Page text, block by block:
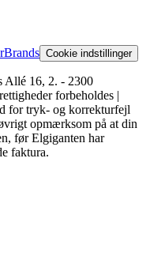
Brands Cookie indstillinger
Allé 16, 2. - 2300
forbeholdes |
for tryk- og korrekturfejl
opmærksom på at din
før Elgiganten har
faktura.